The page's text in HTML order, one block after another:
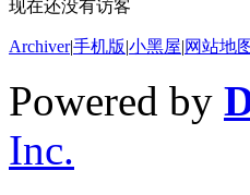
现在还没有访客
Archiver|手机版|小黑屋|网站地
Powered by
Inc.